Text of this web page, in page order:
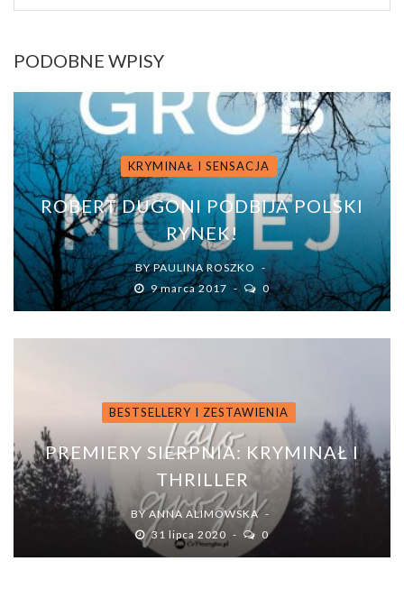
PODOBNE WPISY
KRYMINAŁ I SENSACJA
ROBERT DUGONI PODBIJA POLSKI
RYNEK!
BYPAULINA ROSZKO
9 marca 2017
0
BESTSELLERY I ZESTAWIENIA
PREMIERY SIERPNIA: KRYMINAŁ I
THRILLER
BYANNA ALIMOWSKA
31 lipca 2020
0